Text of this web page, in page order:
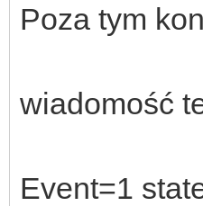
Poza tym
wiadomość
Event=1